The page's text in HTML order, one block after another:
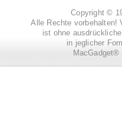
Copyright ©
Alle Rechte vorbehalten!
ist ohne
in jeglicher
MacGadget®